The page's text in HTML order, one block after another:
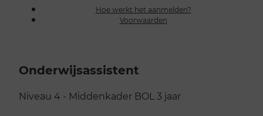
Hoe werkt het aanmelden?
Voorwaarden
Onderwijsassistent
Niveau 4 - Middenkader BOL 3 jaar